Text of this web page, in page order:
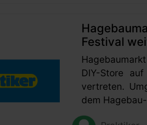
Festival
DIY-Store
vertreten.
dem